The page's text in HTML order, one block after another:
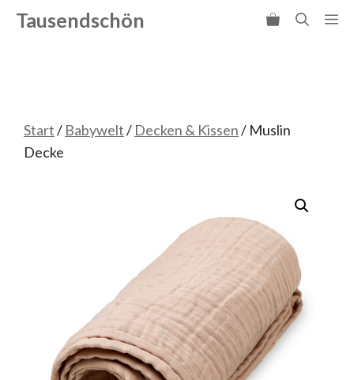
Zum
Inhalt
Tausendschön
Start/ Babywelt/ Decken & Kissen/ Muslin
Decke